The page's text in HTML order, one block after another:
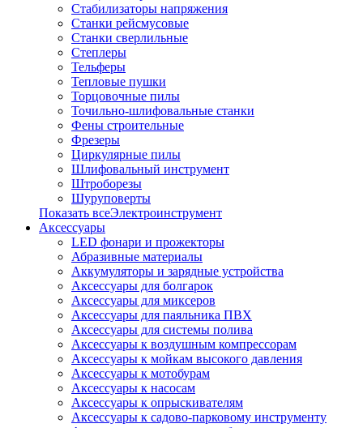
Стабилизаторы напряжения
Станки рейсмусовые
Станки сверлильные
Степлеры
Тельферы
Тепловые пушки
Торцовочные пилы
Точильно-шлифовальные станки
Фены строительные
Фрезеры
Циркулярные пилы
Шлифовальный инструмент
Штроборезы
Шуруповерты
Показать всеЭлектроинструмент
Аксессуары
LED фонари и прожекторы
Абразивные материалы
Аккумуляторы и зарядные устройства
Аксессуары для болгарок
Аксессуары для миксеров
Аксессуары для паяльника ПВХ
Аксессуары для системы полива
Аксессуары к воздушным компрессорам
Аксессуары к мойкам высокого давления
Аксессуары к мотобурам
Аксессуары к насосам
Аксессуары к опрыскивателям
Аксессуары к садово-парковому инструменту